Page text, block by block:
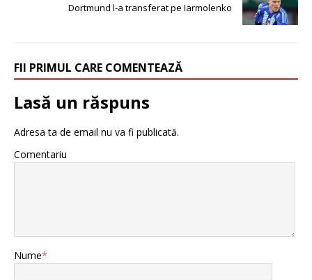
Dortmund l-a transferat pe Iarmolenko
FII PRIMUL CARE COMENTEAZĂ
Lasă un răspuns
Adresa ta de email nu va fi publicată.
Comentariu
Nume*